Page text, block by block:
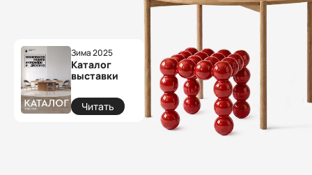
Зима 2025
Каталог
выставки
Читать